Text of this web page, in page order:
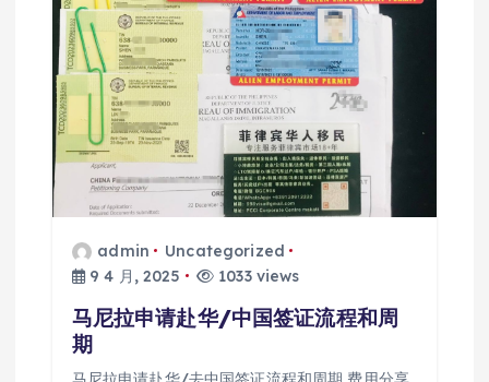
admin
Uncategorized
9 4 月, 2025
1033 views
马尼拉申请赴华/中国签证流程和周
期